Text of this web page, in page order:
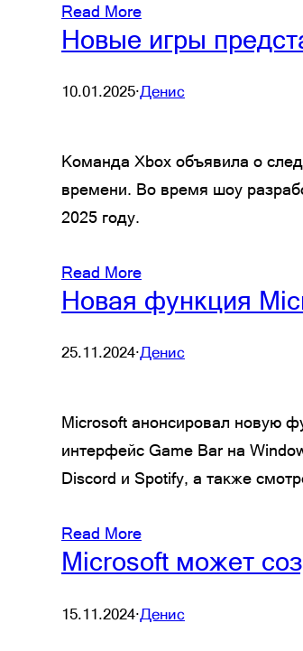
Read More
Новые игры
10.01.2025·Денис
Команда Xbox объявила о
времени. Во время шоу
2025 году.
Read More
Новая функция
25.11.2024·Денис
Microsoft анонсировал новую
интерфейс Game Bar на
Discord и Spotify, а также
Read More
Microsoft может
15.11.2024·Денис